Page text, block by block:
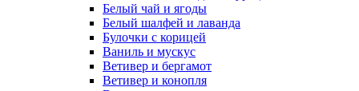
Белый чай и ягоды
Белый шалфей и лаванда
Булочки с корицей
Ваниль и мускус
Ветивер и бергамот
Ветивер и конопля